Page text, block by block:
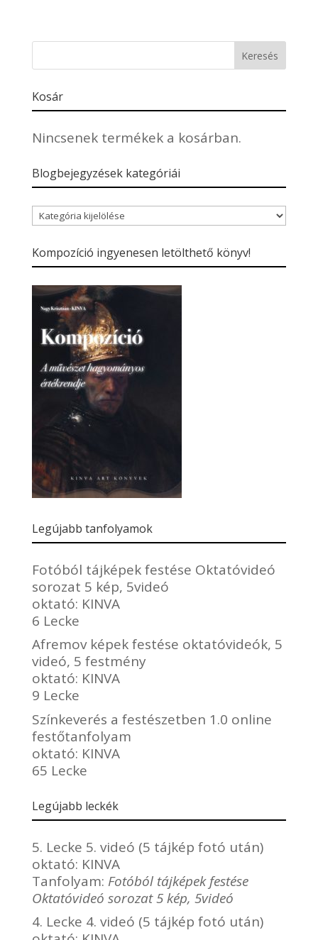
Kosár
Nincsenek termékek a kosárban.
Blogbejegyzések kategóriái
Blogbejegyzések
kategóriái
Kompozíció ingyenesen letölthető könyv!
Legújabb tanfolyamok
Fotóból tájképek festése Oktatóvideó
sorozat 5 kép, 5videó
oktató: KINVA
6 Lecke
Afremov képek festése oktatóvideók, 5
videó, 5 festmény
oktató: KINVA
9 Lecke
Színkeverés a festészetben 1.0 online
festőtanfolyam
oktató: KINVA
65 Lecke
Legújabb leckék
5. Lecke 5. videó (5 tájkép fotó után)
oktató: KINVA
Tanfolyam: Fotóból tájképek festése
Oktatóvideó sorozat 5 kép, 5videó
4. Lecke 4. videó (5 tájkép fotó után)